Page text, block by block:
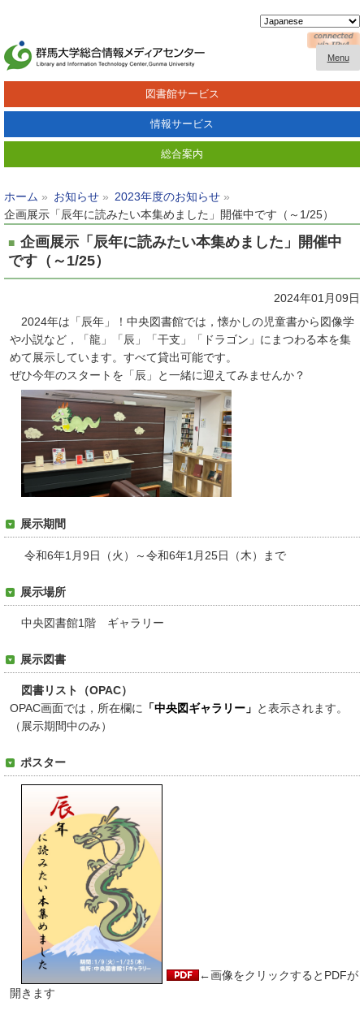
Menu
図書館サービス
情報サービス
総合案内
ホーム お知らせ
2023年度のお知らせ
企画展示「辰年に読みたい本集めました」開催中です（～1/25）
企画展示「辰年に読みたい本集めました」開催中
です（～1/25）
2024年01月09日
2024年は「辰年」！中央図書館では，懐かしの児童書から図像学
や小説など，「龍」「辰」「干支」「ドラゴン」にまつわる本を集
めて展示しています。すべて貸出可能です。
ぜひ今年のスタートを「辰」と一緒に迎えてみませんか？
展示期間
令和6年1月9日（火）～令和6年1月25日（木）まで
展示場所
中央図書館1階 ギャラリー
展示図書
図書リスト（OPAC）
OPAC画面では，所在欄に 「中央図ギャラリー」 と表示されます。
（展示期間中のみ）
ポスター
←画像をクリックするとPDFが
開きます